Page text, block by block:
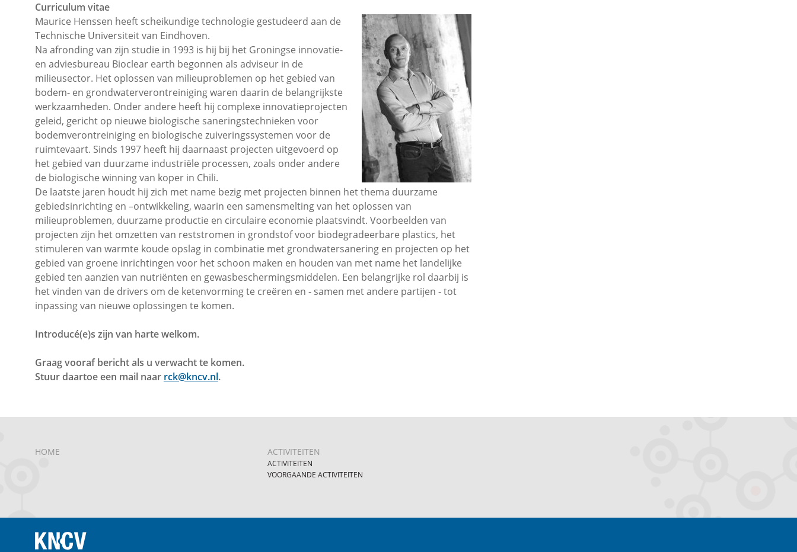
Curriculum vitae
Maurice Henssen heeft scheikundige technologie gestudeerd aan de
Technische Universiteit van Eindhoven.
Na afronding van zijn studie in 1993 is hij bij het Groningse innovatie-
en adviesbureau Bioclear earth begonnen als adviseur in de
milieusector. Het oplossen van milieuproblemen op het gebied van
bodem- en grondwaterverontreiniging waren daarin de belangrijkste
werkzaamheden. Onder andere heeft hij complexe innovatieprojecten
geleid, gericht op nieuwe biologische saneringstechnieken voor
bodemverontreiniging en biologische zuiveringssystemen voor de
ruimtevaart. Sinds 1997 heeft hij daarnaast projecten uitgevoerd op
het gebied van duurzame industriële processen, zoals onder andere
de biologische winning van koper in Chili.
De laatste jaren houdt hij zich met name bezig met projecten binnen het thema duurzame
gebiedsinrichting en –ontwikkeling, waarin een samensmelting van het oplossen van
milieuproblemen, duurzame productie en circulaire economie plaatsvindt. Voorbeelden van
projecten zijn het omzetten van reststromen in grondstof voor biodegradeerbare plastics, het
stimuleren van warmte koude opslag in combinatie met grondwatersanering en projecten op het
gebied van groene inrichtingen voor het schoon maken en houden van met name het landelijke
gebied ten aanzien van nutriënten en gewasbeschermingsmiddelen. Een belangrijke rol daarbij is
het vinden van de drivers om de ketenvorming te creëren en - samen met andere partijen - tot
inpassing van nieuwe oplossingen te komen.
Introducé(e)s zijn van harte welkom.
Graag vooraf bericht als u verwacht te komen.
Stuur daartoe een mail naar rck@kncv.nl.
HOME ACTIVITEITEN
ACTIVITEITEN
VOORGAANDE ACTIVITEITEN